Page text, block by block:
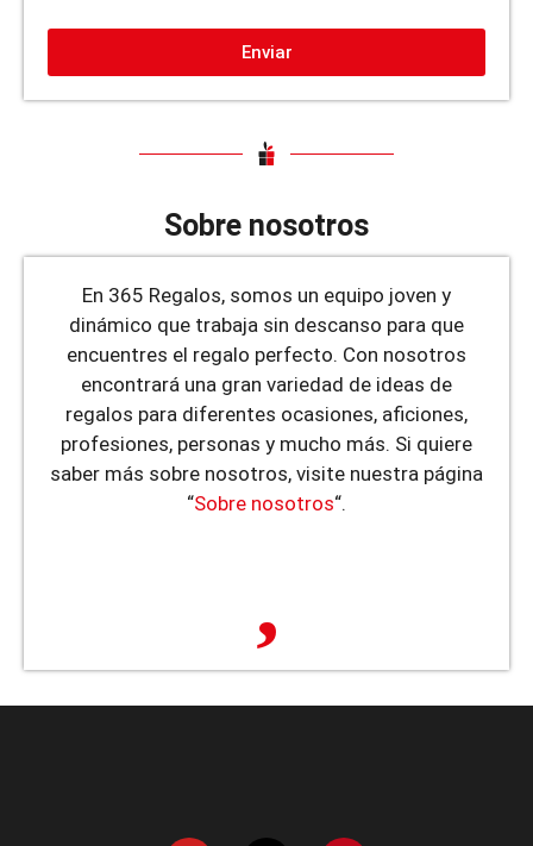
Enviar
Sobre nosotros
En 365 Regalos, somos un equipo joven y
dinámico que trabaja sin descanso para que
encuentres el regalo perfecto. Con nosotros
encontrará una gran variedad de ideas de
regalos para diferentes ocasiones, aficiones,
profesiones, personas y mucho más. Si quiere
saber más sobre nosotros, visite nuestra página
“Sobre nosotros“.